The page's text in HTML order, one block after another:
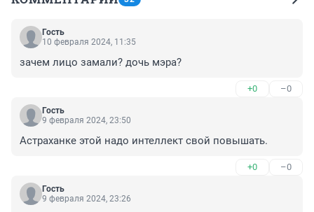
Гость
10 февраля 2024, 11:35
зачем лицо замали? дочь мэра?
+0 –0
Гость
9 февраля 2024, 23:50
Астраханке этой надо интеллект свой повышать.
+0 –0
Гость
9 февраля 2024, 23:26